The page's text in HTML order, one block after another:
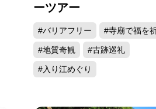
ーツアー
#バリアフリー #寺廟で福を
#地質奇観 #古跡巡礼
#入り江めぐり